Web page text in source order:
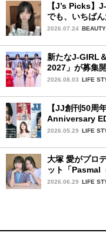
【J’s Picks】
でも、いちば
ン夏の必需品〉
2026.07.24 BEAUTY
新たなJ-GIRL
2027」が募集
視した「新シス
2026.08.03 LIFE
【JJ創刊50周
Anniversary
2026.05.29 LIFE
大塚 愛がプロ
ット「Pasmal
コのキュンキ
2026.06.29 LIFE